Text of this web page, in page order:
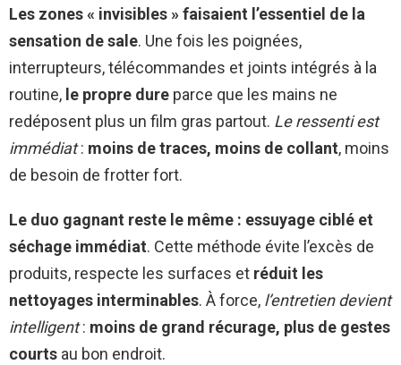
Les zones « invisibles » faisaient l’essentiel de la
sensation de sale. Une fois les poignées,
interrupteurs, télécommandes et joints intégrés à la
routine, le propre dure parce que les mains ne
redéposent plus un film gras partout. Le ressenti est
immédiat: moins de traces, moins de collant, moins
de besoin de frotter fort.
Le duo gagnant reste le même : essuyage ciblé et
séchage immédiat. Cette méthode évite l’excès de
produits, respecte les surfaces et réduit les
nettoyages interminables. À force, l’entretien devient
intelligent: moins de grand récurage, plus de gestes
courts au bon endroit.